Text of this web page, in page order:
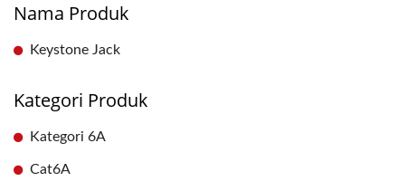
Nama Produk
Keystone Jack
Kategori Produk
Kategori 6A
Cat6A